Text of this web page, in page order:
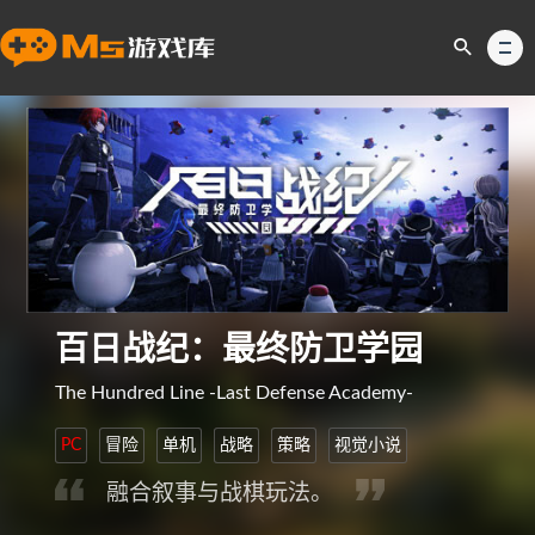
百日战纪：最终防卫学园
The Hundred Line -Last Defense Academy-
PC 冒险 单机 战略 策略 视觉小说
融合叙事与战棋玩法。